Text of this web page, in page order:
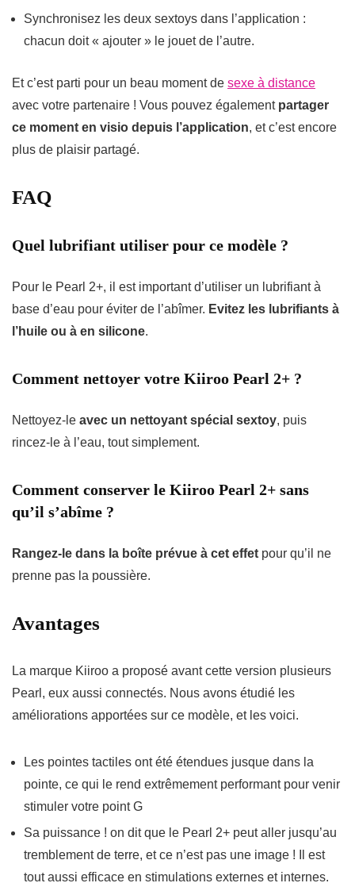
Synchronisez les deux sextoys dans l’application :
chacun doit « ajouter » le jouet de l’autre.
Et c’est parti pour un beau moment de sexe à distance
avec votre partenaire ! Vous pouvez également partager
ce moment en visio depuis l’application, et c’est encore
plus de plaisir partagé.
FAQ
Quel lubrifiant utiliser pour ce modèle ?
Pour le Pearl 2+, il est important d’utiliser un lubrifiant à
base d’eau pour éviter de l’abîmer. Evitez les lubrifiants à
l’huile ou à en silicone.
Comment nettoyer votre Kiiroo Pearl 2+ ?
Nettoyez-le avec un nettoyant spécial sextoy, puis
rincez-le à l’eau, tout simplement.
Comment conserver le Kiiroo Pearl 2+ sans
qu’il s’abîme ?
Rangez-le dans la boîte prévue à cet effet pour qu’il ne
prenne pas la poussière.
Avantages
La marque Kiiroo a proposé avant cette version plusieurs
Pearl, eux aussi connectés. Nous avons étudié les
améliorations apportées sur ce modèle, et les voici.
Les pointes tactiles ont été étendues jusque dans la
pointe, ce qui le rend extrêmement performant pour venir
stimuler votre point G
Sa puissance ! on dit que le Pearl 2+ peut aller jusqu’au
tremblement de terre, et ce n’est pas une image ! Il est
tout aussi efficace en stimulations externes et internes.